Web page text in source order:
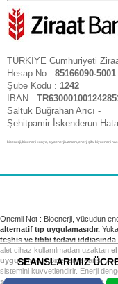
TÜRKİYE Cumhuriyeti
Hesap No : 85166090-5001
Şube Kodu : 1242
IBAN :
Saltuk Buğrahan Arıcı -
Şehitpamir-İskenderun
bioenerji, bioenerji konya, biyoenerji uzmanı, enerji şifa, biyoenerji
SEANSLARIMIZ
Önemli Not : Bioenerji, vücudun
alternatif tıp uygulamasıdır.
teşhis ve tıbbi tedavi
alet cihaz kullanılmadan uzaktan
uygulamadır.Bioenerji seansı
sistemini kuvvetlendirir. Enerji
sağlıklı sistemini yeniden kurar.